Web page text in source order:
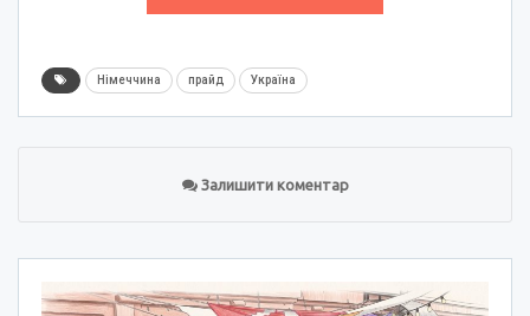
Німеччина прайд Україна
Залишити коментар